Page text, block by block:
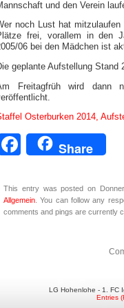
und den Verein
noch Lust hat
frei, vorallem in den
06 bei den Mädchen ist
geplante Aufstellung Stand
Freitagfrüh wird dann
Osterburken 2014,
Facebook
Share
This entry was posted on
Allgemein . You can follow any
comments and pings are currently
LG Hohenlohe - 1. FC
Entries